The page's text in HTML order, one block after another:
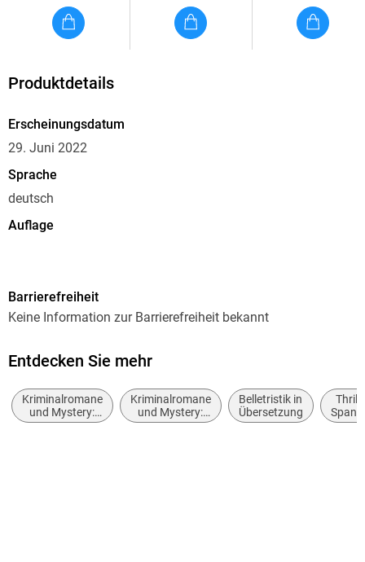
Produktdetails
Erscheinungsdatum
29. Juni 2022
Sprache
deutsch
Auflage
352
Reihe
Linda Castillo
Übersetzung
Barrierefreiheit
Keine Information zur Barrierefreiheit bekannt
Entdecken Sie mehr
Kriminalromane
und Mystery:
weibliche
Kriminalromane
und Mystery:
Polizeiarbeit &
Belletristik in
Übersetzung